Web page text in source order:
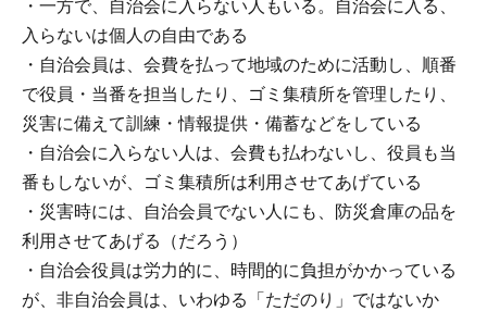
・一方で、自治会に入らない人もいる。自治会に入る、
入らないは個人の自由である
・自治会員は、会費を払って地域のために活動し、順番
で役員・当番を担当したり、ゴミ集積所を管理したり、
災害に備えて訓練・情報提供・備蓄などをしている
・自治会に入らない人は、会費も払わないし、役員も当
番もしないが、ゴミ集積所は利用させてあげている
・災害時には、自治会員でない人にも、防災倉庫の品を
利用させてあげる（だろう）
・自治会役員は労力的に、時間的に負担がかかっている
が、非自治会員は、いわゆる「ただのり」ではないか